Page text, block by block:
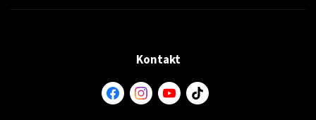
Kontakt